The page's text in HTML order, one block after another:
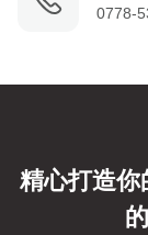
0778-
精心打造你